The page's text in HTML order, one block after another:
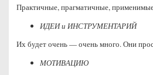
Практичные, прагматичные,
ИДЕИ и ИНСТРУМЕНТАРИЙ
Их будет очень — очень много. Они
МОТИВАЦИЮ